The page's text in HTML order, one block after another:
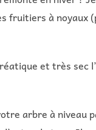
fruitiers à
et très
arbre à